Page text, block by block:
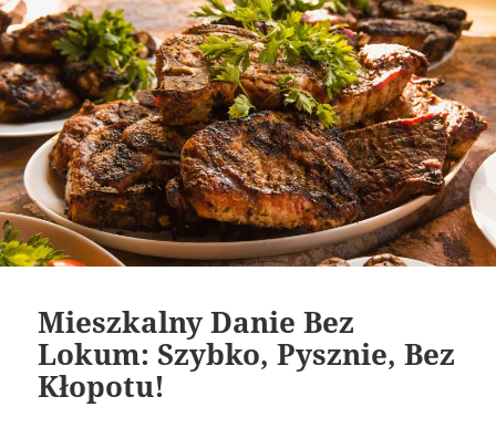
Mieszkalny Danie Bez
Lokum: Szybko, Pysznie, Bez
Kłopotu!